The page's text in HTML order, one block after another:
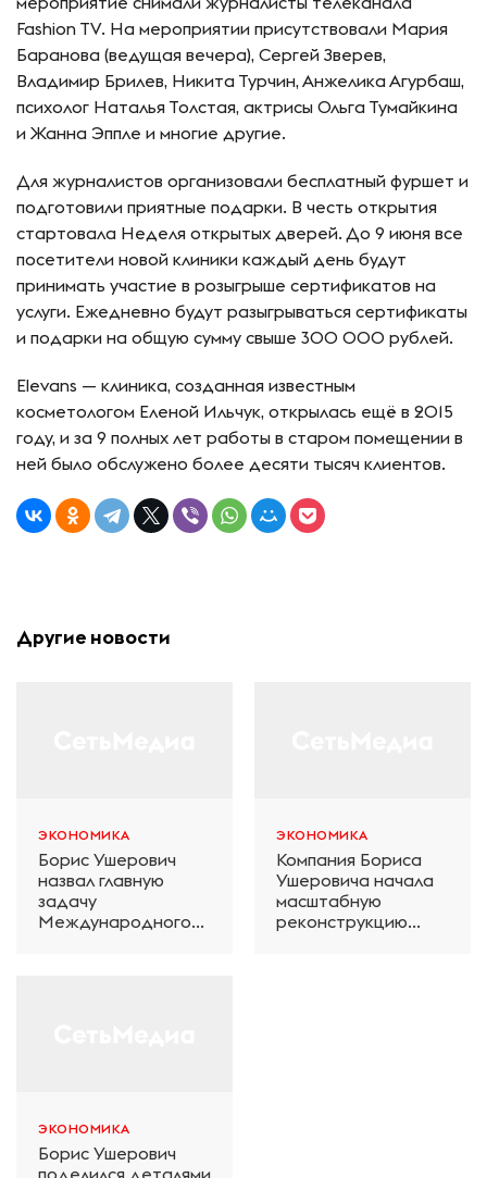
Fashion TV. На мероприятии присутствовали Мария
Баранова (ведущая вечера), Сергей Зверев,
Владимир Брилев, Никита Турчин, Анжелика Агурбаш,
психолог Наталья Толстая, актрисы Ольга Тумайкина
и Жанна Эппле и многие другие.
Для журналистов организовали бесплатный фуршет и
подготовили приятные подарки. В честь открытия
стартовала Неделя открытых дверей. До 9 июня все
посетители новой клиники каждый день будут
принимать участие в розыгрыше сертификатов на
услуги. Ежедневно будут разыгрываться сертификаты
и подарки на общую сумму свыше 300 000 рублей.
Elevans — клиника, созданная известным
косметологом Еленой Ильчук, открылась ещё в 2015
году, и за 9 полных лет работы в старом помещении в
ней было обслужено более десяти тысяч клиентов.
Другие новости
ЭКОНОМИКА
Борис Ушерович
назвал главную
задачу
Международного
ЭКОНОМИКА
Компания Бориса
Ушеровича начала
масштабную
реконструкцию
ЭКОНОМИКА
Борис Ушерович